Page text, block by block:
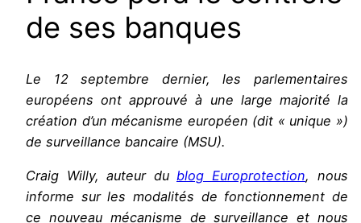
de ses banques
Le 12 septembre dernier, les parlementaires
européens ont approuvé à une large majorité la
création d’un mécanisme européen (dit « unique »)
de surveillance bancaire (MSU).
Craig Willy, auteur du blog Europrotection, nous
informe sur les modalités de fonctionnement de
ce nouveau mécanisme de surveillance et nous